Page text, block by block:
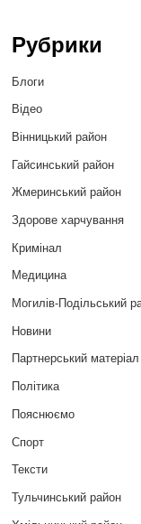
Рубрики
Блоги
Відео
Вінницький район
Гайсинський район
Жмеринський район
Здорове харчування
Кримінал
Медицина
Могилів-Подільський
Новини
Партнерський матеріал
Політика
Пояснюємо
Спорт
Тексти
Тульчинський район